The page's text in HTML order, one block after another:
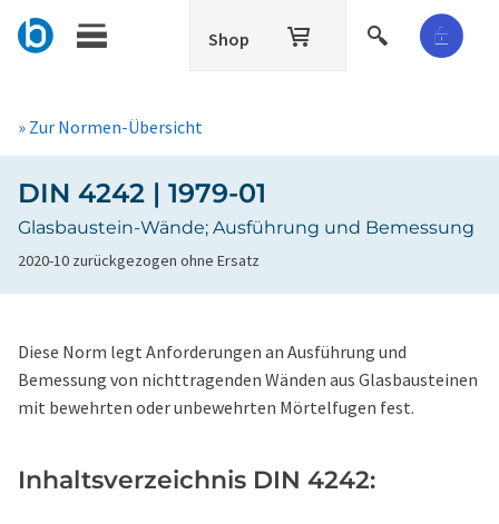
Shop
» Zur Normen-Übersicht
DIN 4242 | 1979-01
Glasbaustein-Wände; Ausführung und Bemessung
2020-10 zurückgezogen ohne Ersatz
Diese Norm legt Anforderungen an Ausführung und
Bemessung von nichttragenden Wänden aus Glasbausteinen
mit bewehrten oder unbewehrten Mörtelfugen fest.
Inhaltsverzeichnis DIN 4242: